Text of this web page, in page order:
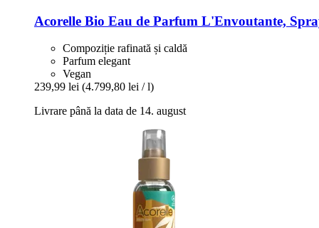
Acorelle Bio Eau de Parfum L'Envoutante,
Compoziție rafinată și caldă
Parfum elegant
Vegan
239,99 lei (4.799,80 lei / l)
Livrare până la data de 14. august